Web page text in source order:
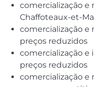
comercialização e
Chaffoteaux-et-
comercialização e
preços reduzidos
comercialização e
preços reduzidos
comercialização e